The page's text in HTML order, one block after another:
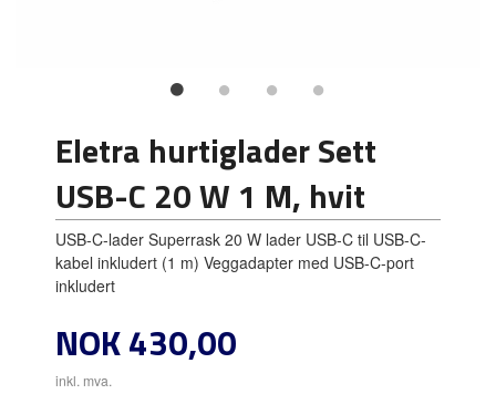
Eletra hurtiglader Sett
USB-C 20 W 1 M, hvit
USB-C-lader Superrask 20 W lader USB-C til USB-C-
kabel inkludert (1 m) Veggadapter med USB-C-port
inkludert
Pris
NOK430,00
inkl. mva.